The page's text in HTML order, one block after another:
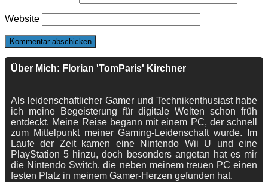
Website
Über Mich: Florian 'TomParis' Kirchner
Als leidenschaftlicher Gamer und Technikenthusiast habe
ich meine Begeisterung für digitale Welten schon früh
entdeckt. Meine Reise begann mit einem PC, der schnell
zum Mittelpunkt meiner Gaming-Leidenschaft wurde. Im
Laufe der Zeit kamen eine Nintendo Wii U und eine
PlayStation 5 hinzu, doch besonders angetan hat es mir
die Nintendo Switch, die neben meinem treuen PC einen
festen Platz in meinem Gamer-Herzen gefunden hat.